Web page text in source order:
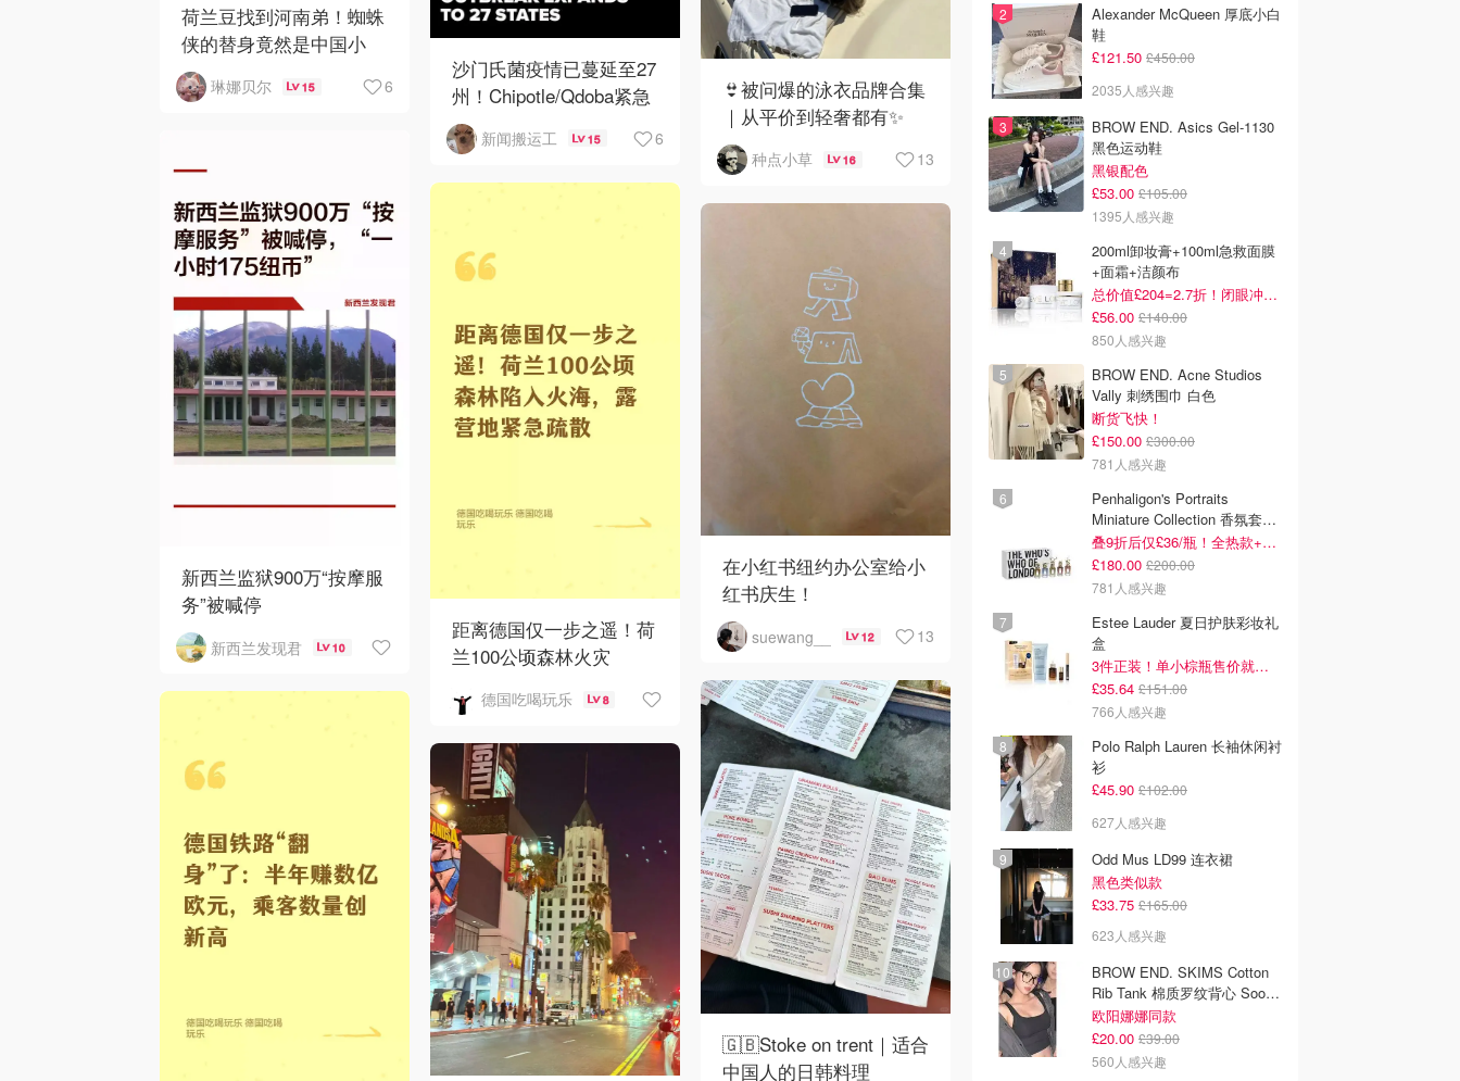
荷兰豆找到河南弟！蜘蛛
侠的替身竟然是中国小
哥？！
琳娜贝尔 15 6
沙门氏菌疫情已蔓延至27
州！Chipotle/Qdoba紧急
下架辣椒
新闻搬运工 15 6
👙被问爆的泳衣品牌合集
｜从平价到轻奢都有✨
种点小草 16 13
新西兰监狱900万“按摩服
务”被喊停
新西兰发现君 10
距离德国仅一步之遥！荷
兰100公顷森林火灾
德国吃喝玩乐 8
在小红书纽约办公室给小
红书庆生！
suewang__ 12 13
🇬🇧Stoke on trent｜适合
中国人的日韩料理
Alexander McQueen 厚底小白
鞋
£121.50 £450.00
2035人感兴趣
BROW END. Asics Gel-1130
黑色运动鞋
黑银配色
£53.00 £105.00
1395人感兴趣
200ml卸妆膏+100ml急救面膜
+面霜+洁颜布
总价值£204=2.7折！闭眼冲这套！
£56.00 £140.00
850人感兴趣
BROW END. Acne Studios
Vally 刺绣围巾 白色
断货飞快！
£150.00 £300.00
781人感兴趣
Penhaligon's Portraits
Miniature Collection 香氛套装
5瓶装
叠9折后仅£36/瓶！全热款+标志性兽首头
£180.00 £200.00
781人感兴趣
Estee Lauder 夏日护肤彩妆礼
盒
3件正装！单小棕瓶售价就要£65！
£35.64 £151.00
766人感兴趣
Polo Ralph Lauren 长袖休闲衬
衫
£45.90 £102.00
627人感兴趣
Odd Mus LD99 连衣裙
黑色类似款
£33.75 £165.00
623人感兴趣
BROW END. SKIMS Cotton
Rib Tank 棉质罗纹背心 Soot
色
欧阳娜娜同款
£20.00 £39.00
560人感兴趣